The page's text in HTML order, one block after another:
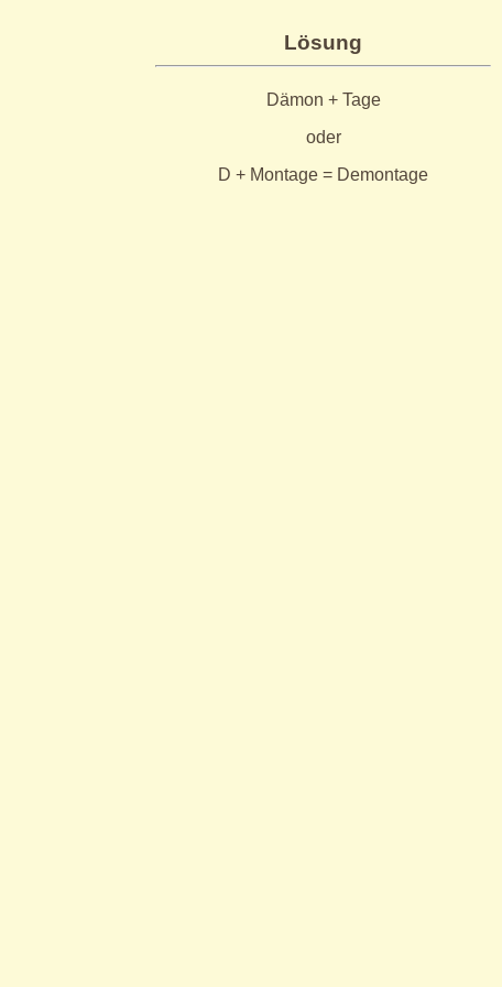
Lösung
Dämon + Tage
oder
D + Montage = Demontage